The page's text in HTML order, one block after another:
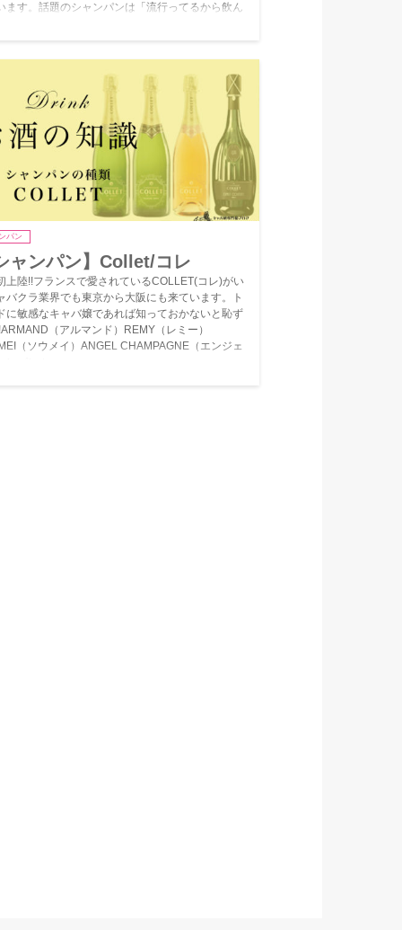
ます。話題のシャンパンは「流行ってるから飲ん
パン
ャンパン】Collet/コレ
上陸!!フランスで愛されているCOLLET(コレ)がい
バクラ業界でも東京から大阪にも来ています。ト
に敏感なキャバ嬢であれば知っておかないと恥ず
（アルマンド）REMY（レミー）
（ソウメイ）ANGEL CHAMPAGNE（エンジェ